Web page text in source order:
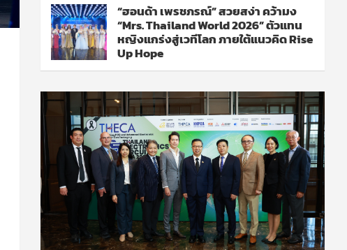
“ฮอนด้า เพรชภรณ์” สวยสง่า คว้ามง
“Mrs. Thailand World 2026” ตัวแทน
หญิงแกร่งสู่เวทีโลก ภายใต้แนวคิด Rise
Up Hope